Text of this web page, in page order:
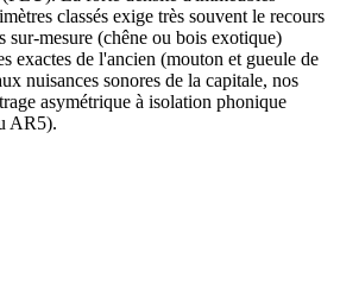
classés exige très souvent le recours
sur-mesure (chêne ou bois exotique)
exactes de l'ancien (mouton et gueule de
nuisances sonores de la capitale, nos
asymétrique à isolation phonique
AR5).